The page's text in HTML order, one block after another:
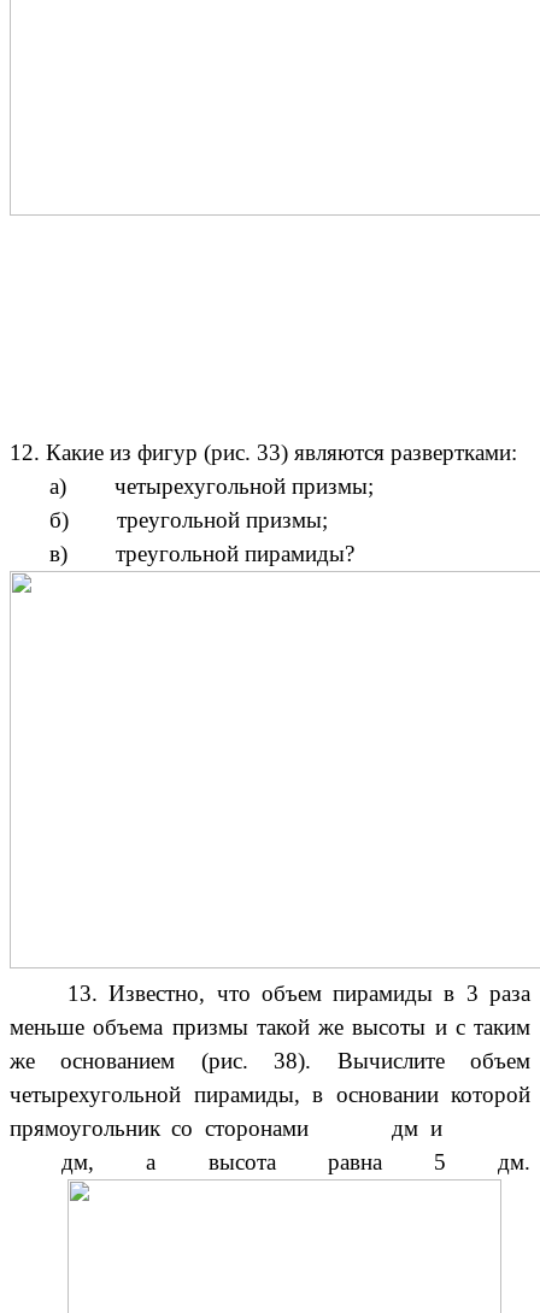
12. Какие из фигур (рис. 33) являются развертками:
а) четырехугольной призмы;
б) треугольной призмы;
в) треугольной пирамиды?
13. Известно, что объем пирамиды в 3 раза
меньше объема призмы такой же высоты и с таким
же основанием (рис. 38). Вычислите объем
четырехугольной пирамиды, в основании которой
прямоугольник со сторонами
дм и
дм, а высота равна 5 дм.